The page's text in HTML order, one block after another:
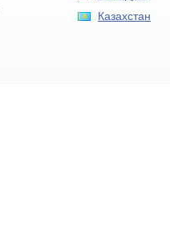
Казахстан